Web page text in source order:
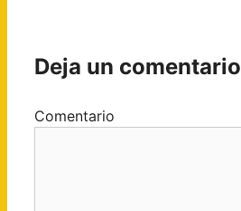
Deja un comentario
Comentario